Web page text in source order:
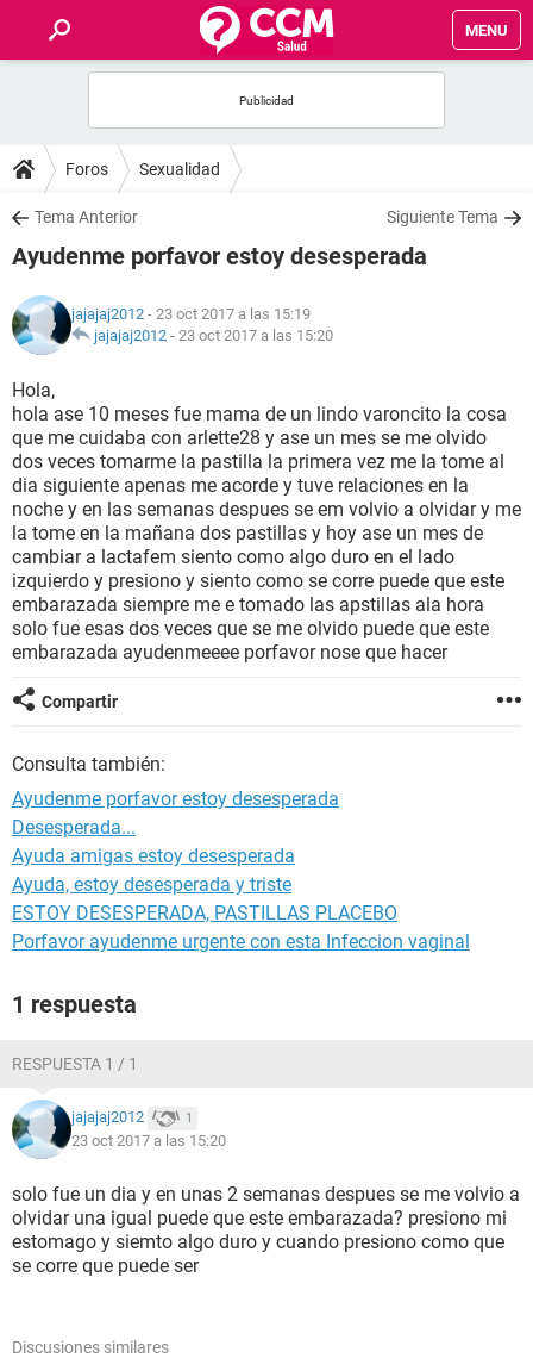
MENU
FOROS
SALUD
FAMILIA
NUTRICIÓN
BIENESTAR
SEXUALIDAD
GLOSARIO
Foros Sexualidad
Tema Anterior Siguiente Tema
Ayudenme porfavor estoy desesperada
jajajaj2012 - 23 oct 2017 a las 15:19
jajajaj2012 - 23 oct 2017 a las 15:20
Hola,
hola ase 10 meses fue mama de un lindo varoncito la cosa
que me cuidaba con arlette28 y ase un mes se me olvido
dos veces tomarme la pastilla la primera vez me la tome al
dia siguiente apenas me acorde y tuve relaciones en la
noche y en las semanas despues se em volvio a olvidar y me
la tome en la mañana dos pastillas y hoy ase un mes de
cambiar a lactafem siento como algo duro en el lado
izquierdo y presiono y siento como se corre puede que este
embarazada siempre me e tomado las apstillas ala hora
solo fue esas dos veces que se me olvido puede que este
embarazada ayudenmeeee porfavor nose que hacer
Compartir
Consulta también:
Ayudenme porfavor estoy desesperada
Desesperada...
Ayuda amigas estoy desesperada
Ayuda, estoy desesperada y triste
ESTOY DESESPERADA, PASTILLAS PLACEBO
Porfavor ayudenme urgente con esta Infeccion vaginal
1 respuesta
RESPUESTA 1 / 1
jajajaj2012 1
23 oct 2017 a las 15:20
solo fue un dia y en unas 2 semanas despues se me volvio a
olvidar una igual puede que este embarazada? presiono mi
estomago y siemto algo duro y cuando presiono como que
se corre que puede ser
Discusiones similares